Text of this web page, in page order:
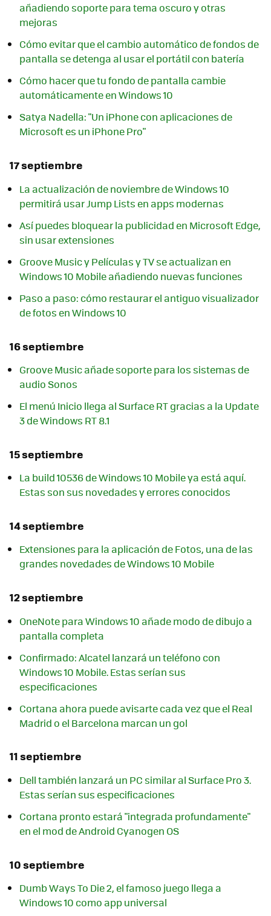
añadiendo soporte para tema oscuro y otras
mejoras
Cómo evitar que el cambio automático de fondos de
pantalla se detenga al usar el portátil con batería
Cómo hacer que tu fondo de pantalla cambie
automáticamente en Windows 10
Satya Nadella: "Un iPhone con aplicaciones de
Microsoft es un iPhone Pro"
17 septiembre
La actualización de noviembre de Windows 10
permitirá usar Jump Lists en apps modernas
Así puedes bloquear la publicidad en Microsoft Edge,
sin usar extensiones
Groove Music y Películas y TV se actualizan en
Windows 10 Mobile añadiendo nuevas funciones
Paso a paso: cómo restaurar el antiguo visualizador
de fotos en Windows 10
16 septiembre
Groove Music añade soporte para los sistemas de
audio Sonos
El menú Inicio llega al Surface RT gracias a la Update
3 de Windows RT 8.1
15 septiembre
La build 10536 de Windows 10 Mobile ya está aquí.
Estas son sus novedades y errores conocidos
14 septiembre
Extensiones para la aplicación de Fotos, una de las
grandes novedades de Windows 10 Mobile
12 septiembre
OneNote para Windows 10 añade modo de dibujo a
pantalla completa
Confirmado: Alcatel lanzará un teléfono con
Windows 10 Mobile. Estas serían sus
especificaciones
Cortana ahora puede avisarte cada vez que el Real
Madrid o el Barcelona marcan un gol
11 septiembre
Dell también lanzará un PC similar al Surface Pro 3.
Estas serían sus especificaciones
Cortana pronto estará "integrada profundamente"
en el mod de Android Cyanogen OS
10 septiembre
Dumb Ways To Die 2, el famoso juego llega a
Windows 10 como app universal